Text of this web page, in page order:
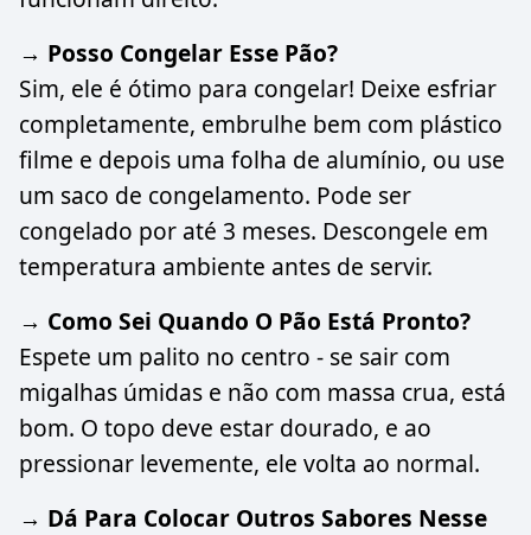
→ Posso Congelar Esse Pão?
Sim, ele é ótimo para congelar! Deixe esfriar
completamente, embrulhe bem com plástico
filme e depois uma folha de alumínio, ou use
um saco de congelamento. Pode ser
congelado por até 3 meses. Descongele em
temperatura ambiente antes de servir.
→ Como Sei Quando O Pão Está Pronto?
Espete um palito no centro - se sair com
migalhas úmidas e não com massa crua, está
bom. O topo deve estar dourado, e ao
pressionar levemente, ele volta ao normal.
→ Dá Para Colocar Outros Sabores Nesse